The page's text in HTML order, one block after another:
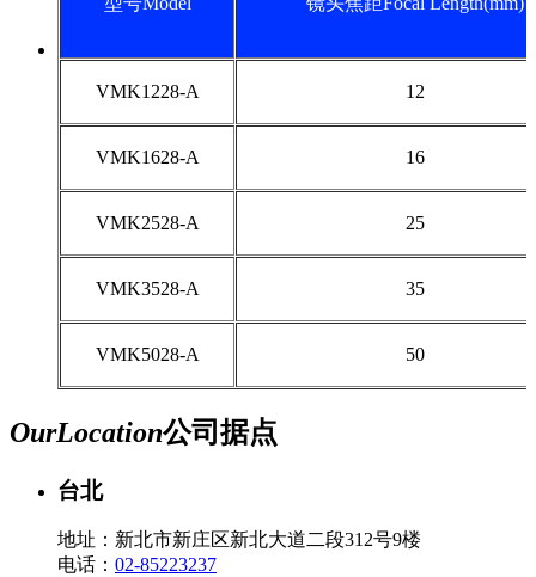
VMK1228-A 12
VMK1628-A 16
VMK2528-A 25
VMK3528-A 35
VMK5028-A 50
OurLocation公司据点
台北
地址：新北市新庄区新北大道二段312号9楼
电话： 02-85223237